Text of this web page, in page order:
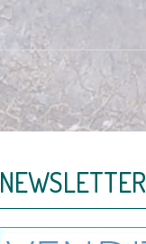
NEWSLETTER